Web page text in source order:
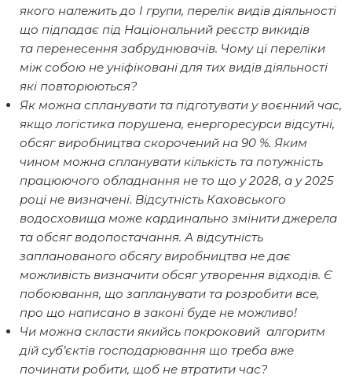
якого належить до І групи, перелік видів діяльності
що підпадає під Національний реєстр викидів
та перенесення забруднювачів. Чому ці переліки
між собою не уніфіковані для тих видів діяльності
які повторюються?
Як можна спланувати та підготувати у воєнний час,
якщо логістика порушена, енергоресурси відсутні,
обсяг виробництва скорочений на 90 %. Яким
чином можна спланувати кількість та потужність
працюючого обладнання не то що у 2028, а у 2025
році не визначені. Відсутність Каховського
водосховища може кардинально змінити джерела
та обсяг водопостачання. А відсутність
запланованого обсягу виробництва не дає
можливість визначити обсяг утворення відходів. Є
побоювання, що запланувати та розробити все,
про що написано в законі буде не можливо!
Чи можна скласти якийсь покроковий алгоритм
дій суб’єктів господарювання що треба вже
починати робити, щоб не втратити час?